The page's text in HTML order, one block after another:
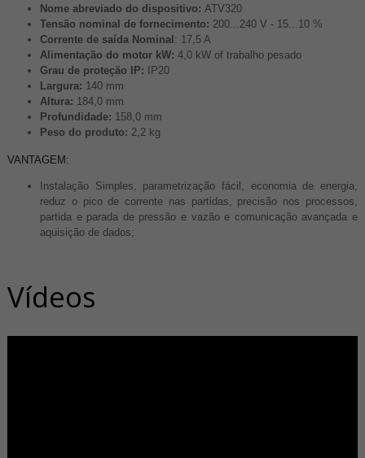
Nome abreviado do dispositivo: ATV320
Tensão nominal de fornecimento: 200...240 V - 15...10 %
Corrente de saída Nominal : 17,5 A
Alimentação do motor kW: 4,0 kW of trabalho pesado
Grau de proteção IP: IP20
Largura: 140 mm
Altura: 184,0 mm
Profundidade: 158,0 mm
Peso do produto: 2,2 kg
VANTAGEM:
Instalação Simples, parametrização fácil, economia de energia,
reduz o pico de corrente nas partidas, precisão nos processos,
partida e parada de pressão e vazão e comunicação avançada e
aquisição de dados;
Vídeos